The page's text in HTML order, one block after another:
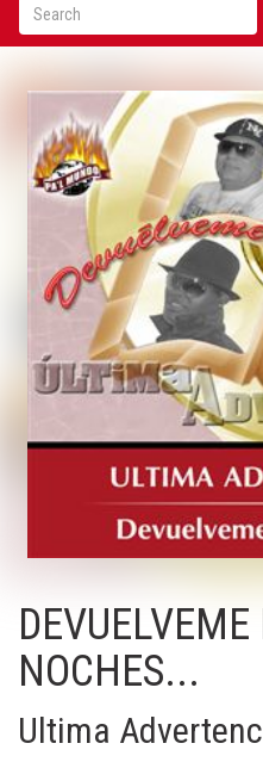
DEVUELVEME
NOCHES...
Ultima